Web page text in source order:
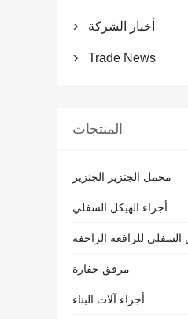
 أخبار الشركة
 Trade News
المنتجات
محمل الجنزير الجنزير
أجزاء الهيكل السفلي
السفلي للرافعة الزاحفة
مرفق حفارة
أجزاء آلات البناء